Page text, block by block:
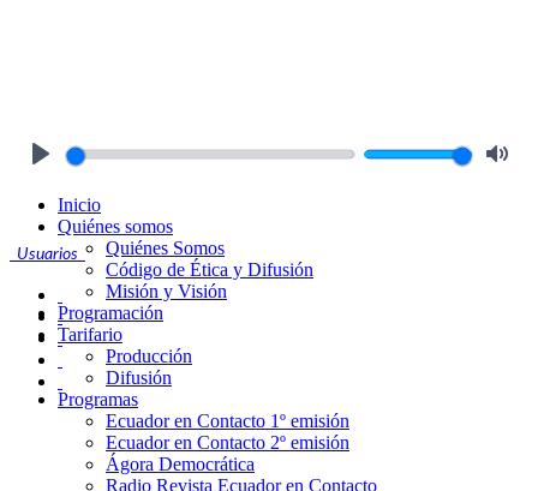
Usuarios
Inicio
Quiénes somos
Quiénes Somos
Código de Ética y Difusión
Misión y Visión
Programación
Tarifario
Producción
Difusión
Programas
Ecuador en Contacto 1º emisión
Ecuador en Contacto 2º emisión
Ágora Democrática
Radio Revista Ecuador en Contacto